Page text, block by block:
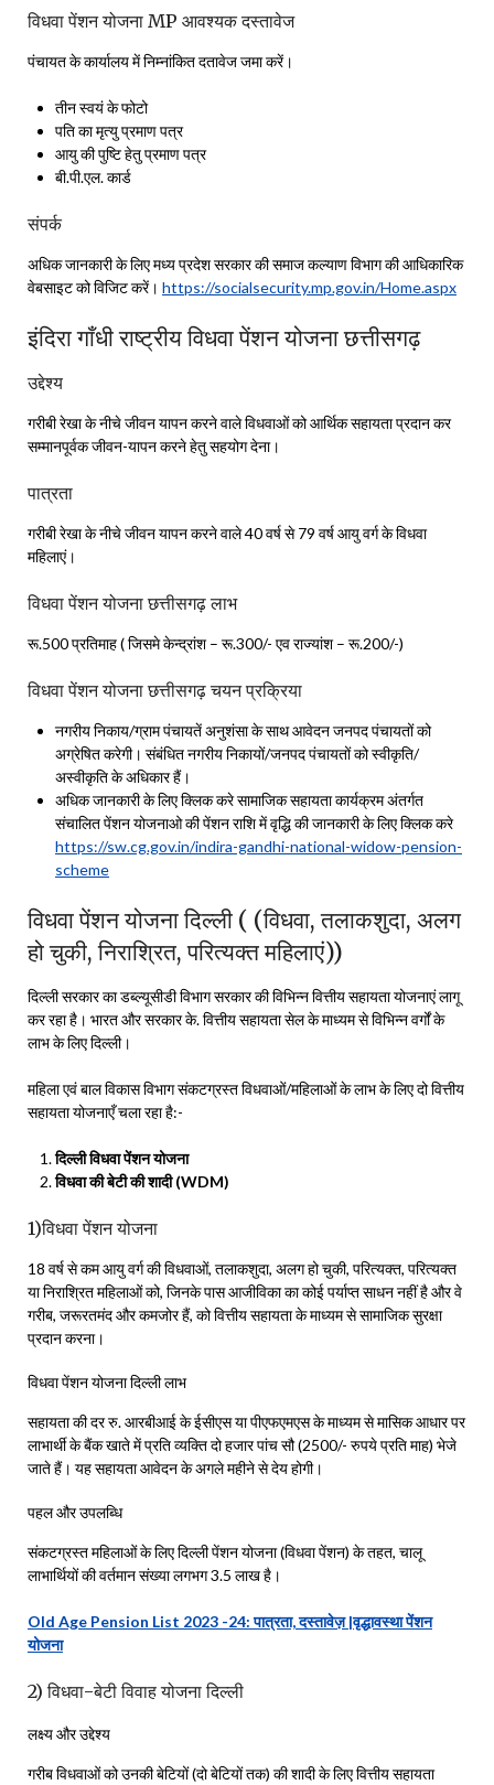
विधवा पेंशन योजना MP आवश्यक दस्तावेज
पंचायत के कार्यालय में निम्नांकित दतावेज जमा करें।
तीन स्वयं के फोटो
पति का मृत्यु प्रमाण पत्र
आयु की पुष्टि हेतु प्रमाण पत्र
बी.पी.एल. कार्ड
संपर्क
अधिक जानकारी के लिए मध्य प्रदेश सरकार की समाज कल्याण विभाग की आधिकारिक
वेबसाइट को विजिट करें। https://socialsecurity.mp.gov.in/Home.aspx
इंदिरा गाँधी राष्ट्रीय विधवा पेंशन योजना छत्तीसगढ़
उद्देश्य
गरीबी रेखा के नीचे जीवन यापन करने वाले विधवाओं को आर्थिक सहायता प्रदान कर
सम्मानपूर्वक जीवन-यापन करने हेतु सहयोग देना।
पात्रता
गरीबी रेखा के नीचे जीवन यापन करने वाले 40 वर्ष से 79 वर्ष आयु वर्ग के विधवा
महिलाएं।
विधवा पेंशन योजना छत्तीसगढ़ लाभ
रू.500 प्रतिमाह ( जिसमे केन्द्रांश – रू.300/- एव राज्यांश – रू.200/-)
विधवा पेंशन योजना छत्तीसगढ़ चयन प्रक्रिया
नगरीय निकाय/ग्राम पंचायतें अनुशंसा के साथ आवेदन जनपद पंचायतों को
अग्रेषित करेगी। संबंधित नगरीय निकायों/जनपद पंचायतों को स्वीकृति/
अस्वीकृति के अधिकार हैं।
अधिक जानकारी के लिए क्लिक करे सामाजिक सहायता कार्यक्रम अंतर्गत
संचालित पेंशन योजनाओ की पेंशन राशि में वृद्धि की जानकारी के लिए क्लिक करे
https://sw.cg.gov.in/indira-gandhi-national-widow-pension-
scheme
विधवा पेंशन योजना दिल्ली ( (विधवा, तलाकशुदा, अलग
हो चुकी, निराश्रित, परित्यक्त महिलाएं))
दिल्ली सरकार का डब्ल्यूसीडी विभाग सरकार की विभिन्न वित्तीय सहायता योजनाएं लागू
कर रहा है। भारत और सरकार के. वित्तीय सहायता सेल के माध्यम से विभिन्न वर्गों के
लाभ के लिए दिल्ली।
महिला एवं बाल विकास विभाग संकटग्रस्त विधवाओं/महिलाओं के लाभ के लिए दो वित्तीय
सहायता योजनाएँ चला रहा है:-
दिल्ली विधवा पेंशन योजना
विधवा की बेटी की शादी (WDM)
1)विधवा पेंशन योजना
18 वर्ष से कम आयु वर्ग की विधवाओं, तलाकशुदा, अलग हो चुकी, परित्यक्त, परित्यक्त
या निराश्रित महिलाओं को, जिनके पास आजीविका का कोई पर्याप्त साधन नहीं है और वे
गरीब, जरूरतमंद और कमजोर हैं, को वित्तीय सहायता के माध्यम से सामाजिक सुरक्षा
प्रदान करना।
विधवा पेंशन योजना दिल्ली लाभ
सहायता की दर रु. आरबीआई के ईसीएस या पीएफएमएस के माध्यम से मासिक आधार पर
लाभार्थी के बैंक खाते में प्रति व्यक्ति दो हजार पांच सौ (2500/- रुपये प्रति माह) भेजे
जाते हैं। यह सहायता आवेदन के अगले महीने से देय होगी।
पहल और उपलब्धि
संकटग्रस्त महिलाओं के लिए दिल्ली पेंशन योजना (विधवा पेंशन) के तहत, चालू
लाभार्थियों की वर्तमान संख्या लगभग 3.5 लाख है।
Old Age Pension List 2023 -24: पात्रता, दस्तावेज़ |वृद्धावस्था पेंशन
योजना
2) विधवा-बेटी विवाह योजना दिल्ली
लक्ष्य और उद्देश्य
गरीब विधवाओं को उनकी बेटियों (दो बेटियों तक) की शादी के लिए वित्तीय सहायता